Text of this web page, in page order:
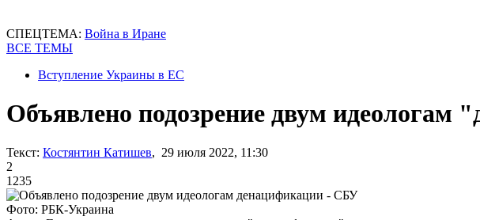
СПЕЦТЕМА: Война в Иране
ВСЕ ТЕМЫ
Вступление Украины в ЕС
Объявлено подозрение двум
Текст: Костянтин Катишев, 29 июля 2022, 11:30
2
1235
Фото: РБК-Украина